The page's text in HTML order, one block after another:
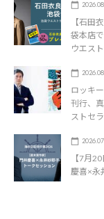
【石田
袋本店
ウエス
ロッキ
刊行、
ストセ
【7月
慶喜×永